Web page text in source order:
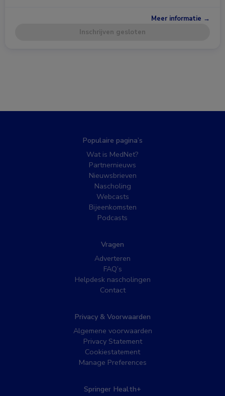
Meer informatie →
Inschrijven gesloten
Populaire pagina’s
Wat is MedNet?
Partnernieuws
Nieuwsbrieven
Nascholing
Webcasts
Bijeenkomsten
Podcasts
Vragen
Adverteren
FAQ’s
Helpdesk nascholingen
Contact
Privacy & Voorwaarden
Algemene voorwaarden
Privacy Statement
Cookiestatement
Manage Preferences
Springer Health+